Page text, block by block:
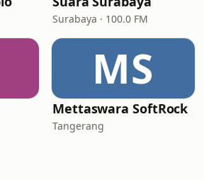
Surabaya · 100.0 FM
MS
Mettaswara SoftRock
Tangerang